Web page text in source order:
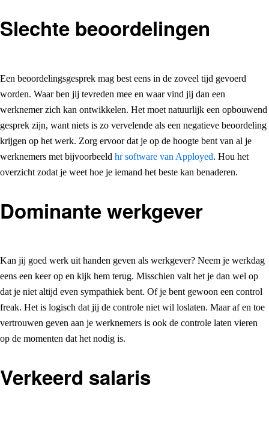
Slechte beoordelingen
Een beoordelingsgesprek mag best eens in de zoveel tijd gevoerd
worden. Waar ben jij tevreden mee en waar vind jij dan een
werknemer zich kan ontwikkelen. Het moet natuurlijk een opbouwend
gesprek zijn, want niets is zo vervelende als een negatieve beoordeling
krijgen op het werk. Zorg ervoor dat je op de hoogte bent van al je
werknemers met bijvoorbeeld hr software van Apployed. Hou het
overzicht zodat je weet hoe je iemand het beste kan benaderen.
Dominante werkgever
Kan jij goed werk uit handen geven als werkgever? Neem je werkdag
eens een keer op en kijk hem terug. Misschien valt het je dan wel op
dat je niet altijd even sympathiek bent. Of je bent gewoon een control
freak. Het is logisch dat jij de controle niet wil loslaten. Maar af en toe
vertrouwen geven aan je werknemers is ook de controle laten vieren
op de momenten dat het nodig is.
Verkeerd salaris